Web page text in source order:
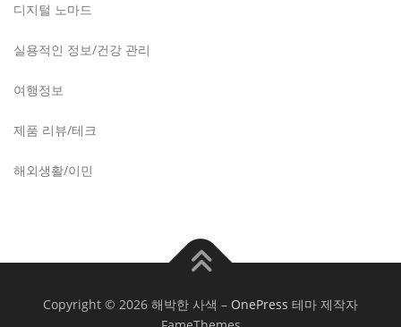
디지털 노마드
실용적인 정보/건강 관리
여행정보
제품 리뷰/테크
해외생활/이민
Copyright © 2026 해박한 사색 – OnePress 테마 제작자